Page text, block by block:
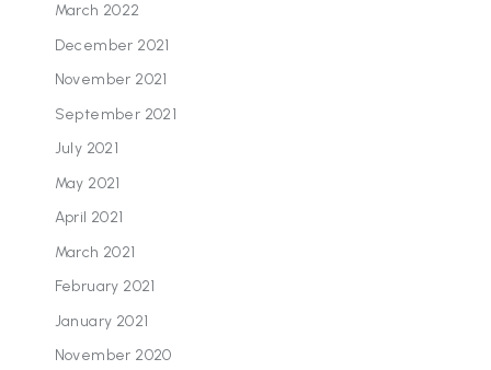
March 2022
December 2021
November 2021
September 2021
July 2021
May 2021
April 2021
March 2021
February 2021
January 2021
November 2020